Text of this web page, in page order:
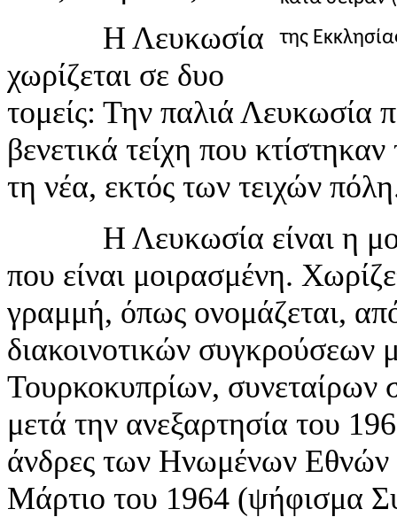
της
Η Λευκωσία
χωρίζεται σε δυο
τομείς: Την παλιά Λευκωσία
βενετικά τείχη που
τη νέα, εκτός των τειχών
Η Λευκωσία είναι η
που είναι μοιρασμένη.
γραμμή, όπως ονομάζεται,
διακοινοτικών συγκρούσεων
Τουρκοκυπρίων,
μετά την ανεξαρτησία του
άνδρες των Ηνωμένων Εθνών
Μάρτιο του 1964 (ψήφισμα